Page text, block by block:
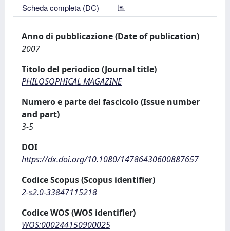
Scheda completa (DC)
Anno di pubblicazione (Date of publication)
2007
Titolo del periodico (Journal title)
PHILOSOPHICAL MAGAZINE
Numero e parte del fascicolo (Issue number
and part)
3-5
DOI
https://dx.doi.org/10.1080/14786430600887657
Codice Scopus (Scopus identifier)
2-s2.0-33847115218
Codice WOS (WOS identifier)
WOS:000244150900025